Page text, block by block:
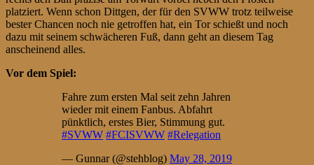
platziert. Wenn schon Dittgen, der für den SVWW trotz teilweise
bester Chancen noch nie getroffen hat, ein Tor schießt und noch
dazu mit seinem schwächeren Fuß, dann geht an diesem Tag
anscheinend alles.
Vor dem Spiel:
Fahre zum ersten Mal seit zehn Jahren
wieder mit einem Fanbus. Abfahrt
pünktlich, erstes Bier, Stimmung gut.
#SVWW #FCISVWW #Relegation
— Gunnar (@stehblog) May 28, 2019